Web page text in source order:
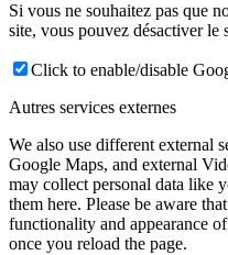
Si vous ne souhaitez pas que
site, vous pouvez désactiver
Click to enable/disable
Autres services externes
We also use different external
Google Maps, and external
may collect personal data like
them here. Please be aware
functionality and appearance
once you reload the page.